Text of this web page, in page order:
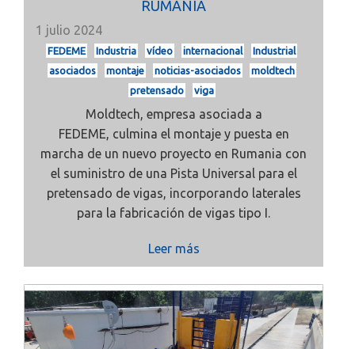
RUMANÍA
1 julio 2024
FEDEME Industria vídeo internacional
Industrial
asociados
montaje noticias-asociados
moldtech
pretensado
viga
Moldtech, empresa asociada a
FEDEME, culmina el montaje y puesta en
marcha de un nuevo proyecto en Rumania con
el suministro de una Pista Universal para el
pretensado de vigas, incorporando laterales
para la fabricación de vigas tipo I.
Leer más